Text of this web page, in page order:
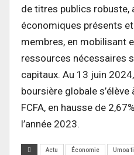
de titres publics robuste,
économiques présents
membres, en mobilisant
ressources nécessaires
capitaux. Au 13 juin
boursière globale
FCFA, en hausse de
l’année 2023.
Actu Économie Umoa